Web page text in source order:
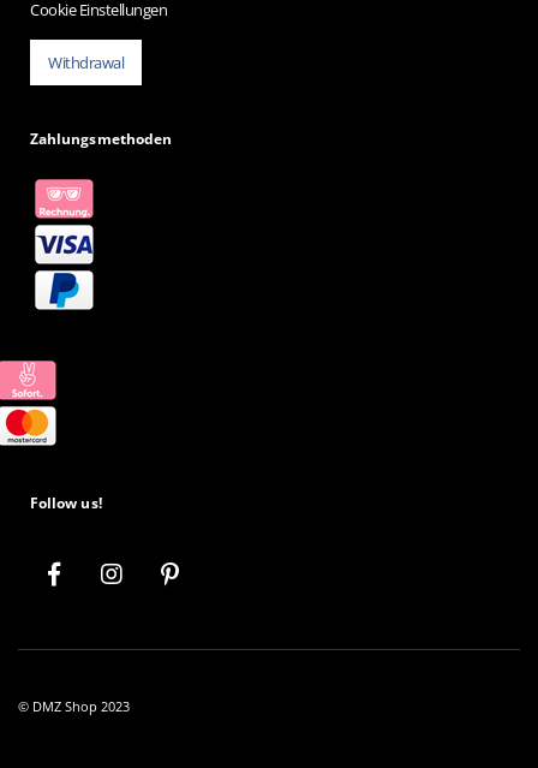
Cookie Einstellungen
Withdrawal
Zahlungsmethoden
Follow us!
© DMZ Shop 2023